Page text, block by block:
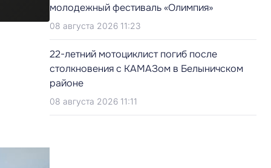
молодежный фестиваль «Олимпия»
08 августа 2026 11:23
22-летний мотоциклист погиб после
столкновения с КАМАЗом в Белыничском
районе
08 августа 2026 11:11